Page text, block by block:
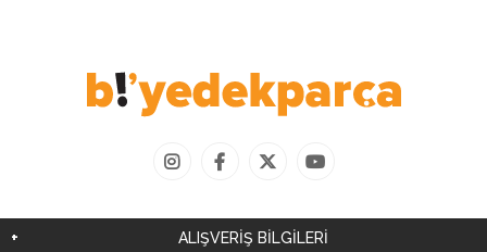
ALIŞVERİŞ BİLGİLERİ